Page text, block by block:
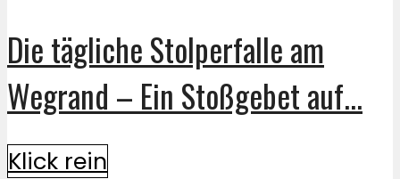
Die tägliche Stolperfalle am
Wegrand – Ein Stoßgebet auf...
Klick rein